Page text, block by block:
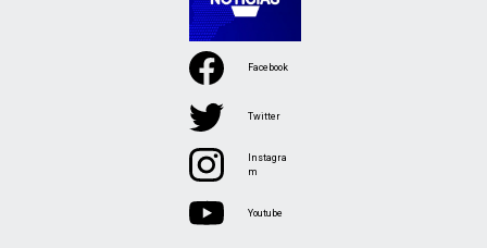
Facebook
Twitter
Instagra
m
Youtube